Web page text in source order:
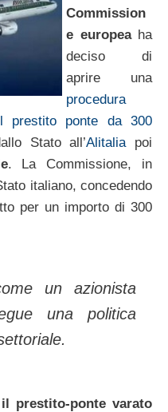
Commission
e europeaha
deciso di
aprire una
procedura
prestito ponte da 300
Stato all’Alitalia poi
. La Commissione, in
italiano, concedendo
per un importo di 300
un azionista
una politica
il prestito-ponte varato